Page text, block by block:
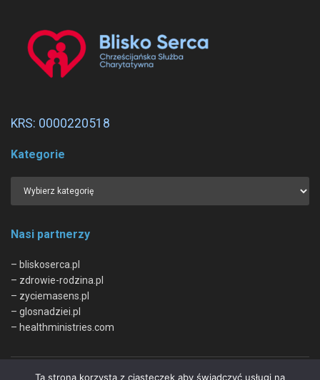
KRS: 0000220518
Kategorie
Nasi partnerzy
– bliskoserca.pl
– zdrowie-rodzina.pl
– zyciemasens.pl
– glosnadziei.pl
– healthministries.com
Ta strona korzysta z ciasteczek aby świadczyć usługi na